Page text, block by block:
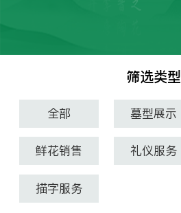
筛选类型
全部 墓型展示
鲜花销售 礼仪服务
描字服务